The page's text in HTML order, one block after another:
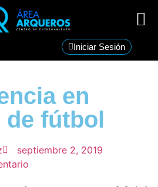
Iniciar Sesión
en
de fútbol
septiembre 2, 2019